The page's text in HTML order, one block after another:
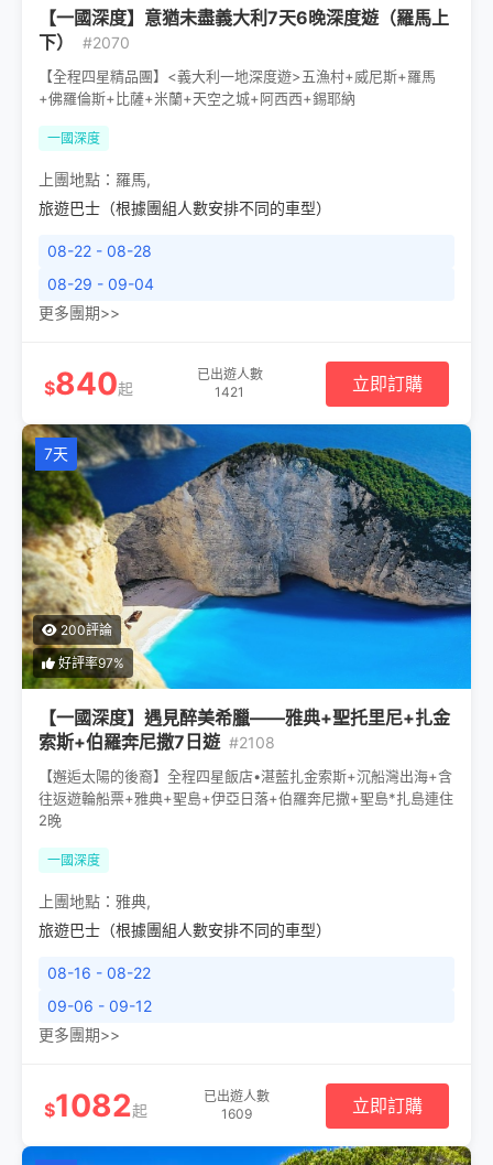
【一國深度】意猶未盡義大利7天6晚深度遊（羅馬上
下）
#2070
【全程四星精品團】<義大利一地深度遊>五漁村+威尼斯+羅馬
+佛羅倫斯+比薩+米蘭+天空之城+阿西西+錫耶納
一國深度
上團地點： 羅馬,
旅遊巴士（根據團組人數安排不同的車型）
08-22 - 08-28
08-29 - 09-04
更多團期>>
$840起
已出遊人數
1421
立即訂購
7天
200評論
好評率97%
【一國深度】遇見醉美希臘——雅典+聖托里尼+扎金
索斯+伯羅奔尼撒7日遊 #2108
【邂逅太陽的後裔】全程四星飯店•湛藍扎金索斯+沉船灣出海+含
往返遊輪船票+雅典+聖島+伊亞日落+伯羅奔尼撒+聖島*扎島連住
2晚
一國深度
上團地點： 雅典,
旅遊巴士（根據團組人數安排不同的車型）
08-16 - 08-22
09-06 - 09-12
更多團期>>
$1082起
已出遊人數
1609
立即訂購